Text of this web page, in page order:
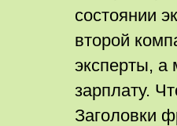
состоянии
второй
эксперты,
зарплату.
Заголовки